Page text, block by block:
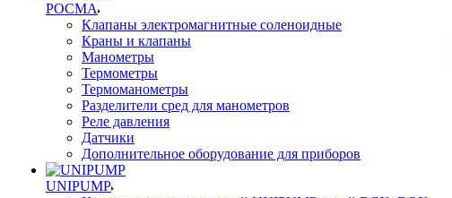
РОСМА
Клапаны электромагнитные соленоидные
Краны и клапаны
Манометры
Термометры
Термоманометры
Разделители сред для манометров
Реле давления
Датчики
Дополнительное оборудование для приборов
UNIPUMP